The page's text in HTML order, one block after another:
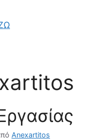
Anexartitos